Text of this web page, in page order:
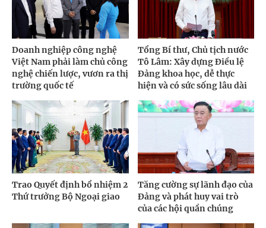
Doanh nghiệp công nghệ
Việt Nam phải làm chủ công
nghệ chiến lược, vươn ra thị
trường quốc tế
Tổng Bí thư, Chủ tịch nước
Tô Lâm: Xây dựng Điều lệ
Đảng khoa học, dễ thực
hiện và có sức sống lâu dài
Trao Quyết định bổ nhiệm 2
Thứ trưởng Bộ Ngoại giao
Tăng cường sự lãnh đạo của
Đảng và phát huy vai trò
của các hội quần chúng